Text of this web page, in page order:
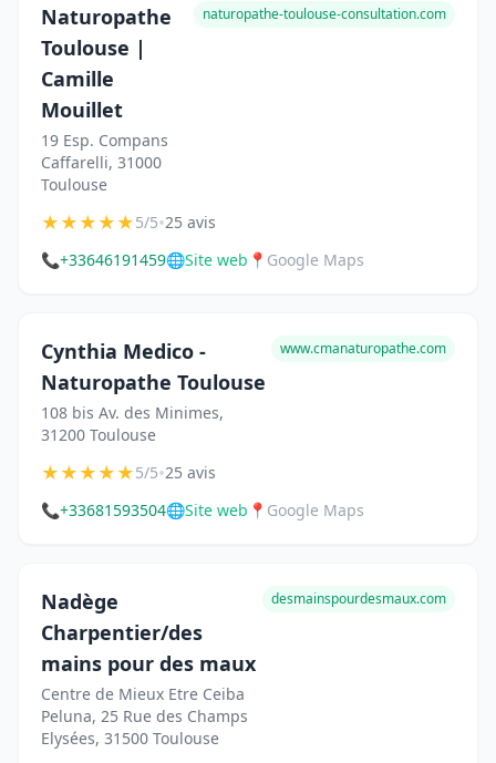
Naturopathe
Toulouse |
Camille
Mouillet
19 Esp. Compans
Caffarelli, 31000
Toulouse
naturopathe-toulouse-consultation.com
★★★★★5/5•25 avis
📞+33646191459🌐Site web 📍 Google Maps
Cynthia Medico -
Naturopathe Toulouse
108 bis Av. des Minimes,
31200 Toulouse
www.cmanaturopathe.com
★★★★★5/5•25 avis
📞+33681593504🌐Site web 📍 Google Maps
Nadège
Charpentier/des
mains pour des maux
Centre de Mieux Etre Ceiba
Peluna, 25 Rue des Champs
Elysées, 31500 Toulouse
desmainspourdesmaux.com